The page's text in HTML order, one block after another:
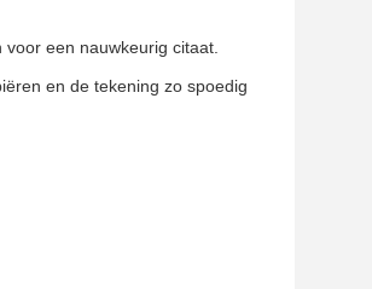
een nauwkeurig citaat.
en de tekening zo spoedig